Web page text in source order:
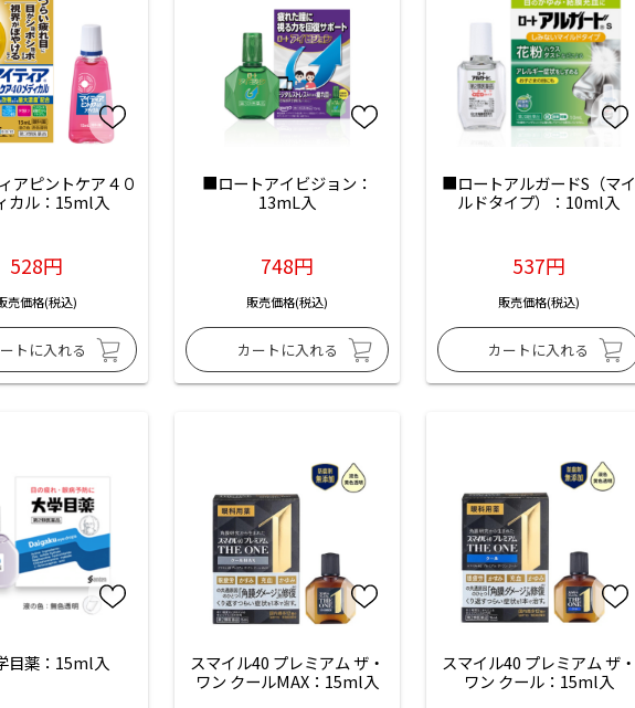
アピントケア４０
カル：15ml入
528円
売価格(税込)
■ロートアイビジョン：
13mL入
748円
販売価格(税込)
■ロートアルガードS（マイ
ルドタイプ）：10ml入
537円
販売価格(税込)
目薬：15ml入
スマイル40 プレミアム ザ・
ワン クールMAX：15ml入
スマイル40 プレミアム ザ・
ワン クール：15ml入